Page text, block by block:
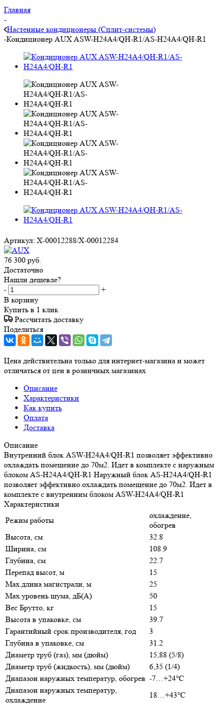
Главная
-
Настенные кондиционеры (Сплит-системы)
-Кондиционер AUX ASW-H24A4/QH-R1/AS-H24A4/QH-R1
Артикул: X-00012288/X-00012284
76 300 руб.
Достаточно
Нашли дешевле?
-
+
В корзину
Купить в 1 клик
Рассчитать доставку
Поделиться
Цена действительна только для интернет-магазина и может
отличаться от цен в розничных магазинах
Описание
Характеристики
Как купить
Оплата
Доставка
Описание
Внутренний блок ASW-H24A4/QH-R1 позволяет эффективно
охлаждать помещение до 70м2. Идет в комплекте с наружным
блоком AS-H24A4/QH-R1 Наружный блок AS-H24A4/QH-R1
позволяет эффективно охлаждать помещение до 70м2. Идет в
комплекте с внутренним блоком ASW-H24A4/QH-R1
Характеристики
Режим работы
охлаждение,
обогрев
Высота, см
32.8
Ширина, см
108.9
Глубина, см
22.7
Перепад высот, м
15
Max.длина магистрали, м
25
Max.уровень шума, дБ(А)
50
Вес Брутто, кг
15
Высота в упаковке, см
39.7
Гарантийный срок производителя, год
3
Глубина в упаковке, см
31.2
Диаметр труб (газ), мм (дюйм)
15,88 (5/8)
Диаметр труб (жидкость), мм (дюйм)
6,35 (1/4)
Диапазон наружных температур, обогрев -7…+24°С
Диапазон наружных температур,
охлаждение
18…+43°С